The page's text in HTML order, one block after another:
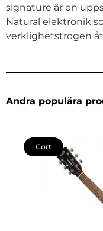
signature är en
Natural elektronik
verklighetstrogen
Andra populära
Cort